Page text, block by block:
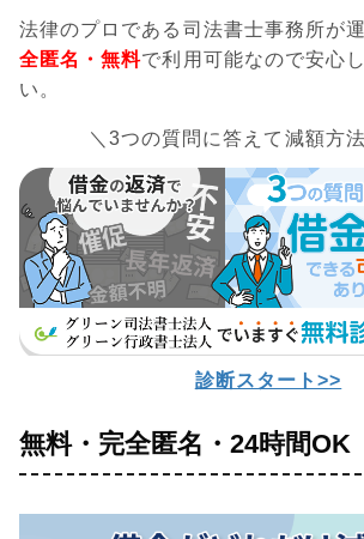
法律のプロである司法書士事務所が
全匿名・無料で利用可能なので安心
い。
＼3つの質問に答えて減額方
診断スタート>>
無料・完全匿名・24時間OK